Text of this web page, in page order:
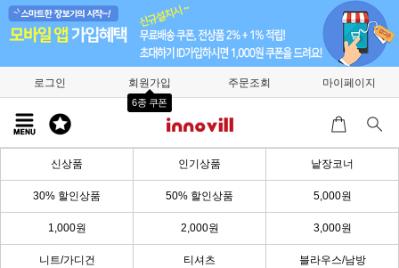
로그인 회원가입
6종 쿠폰
주문조회 마이페이지
신상품 인기상품 낱장코너
30% 할인상품 50% 할인상품 5,000원
1,000원 2,000원 3,000원
니트/가디건 티셔츠 블라우스/남방